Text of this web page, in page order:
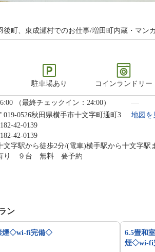
後町、東成瀬村でのお仕事/増田町内蔵・マン
駐車場あり コインランドリー
（最終チェックイン：24:00）
019-0526秋田県横手市十文字町通町3
地図を
42-0139
42-0139
文字駅から徒歩2分/(電車)横手駅から十文字駅
り ９台 無料 要予約
ン
煙◇wi-fi完備◇
6.5畳和
煙◇wi-fi